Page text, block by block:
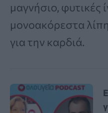
μαγνήσιο, φυτικές
μονοακόρεστα
για την καρδιά.